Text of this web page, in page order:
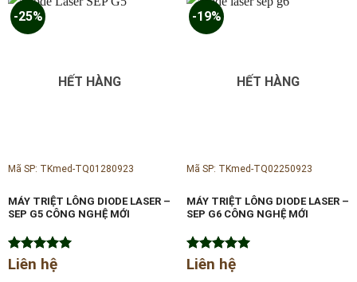
-25%
HẾT HÀNG
Mã SP: TKmed-TQ01280923
MÁY TRIỆT LÔNG DIODE LASER –
SEP G5 CÔNG NGHỆ MỚI
Được xếp
5.00
Liên hệ
-19%
HẾT HÀNG
Mã SP: TKmed-TQ02250923
MÁY TRIỆT LÔNG DIODE LASER –
SEP G6 CÔNG NGHỆ MỚI
Được xếp
5.00
Liên hệ